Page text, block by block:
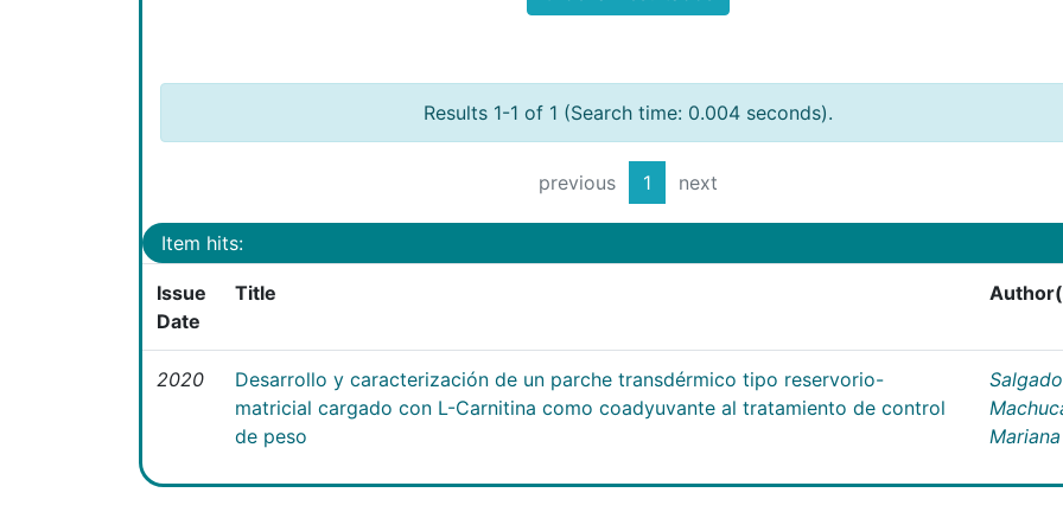
Results 1-1 of 1 (Search time: 0.004 seconds).
previous 1 next
Item hits:
Issue
Date
Title
2020
Desarrollo y caracterización de un parche transdérmico tipo reservorio-
matricial cargado con L-Carnitina como coadyuvante al tratamiento de control
de peso
Salgado
Mariana